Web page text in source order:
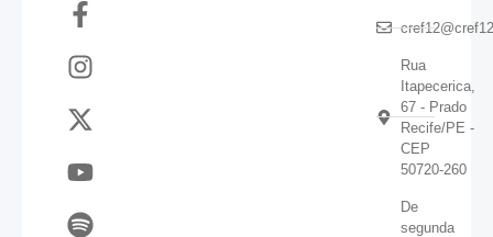
Rua
Itapecerica,
67 - Prado
Recife/PE -
CEP
50720-260
De
segunda